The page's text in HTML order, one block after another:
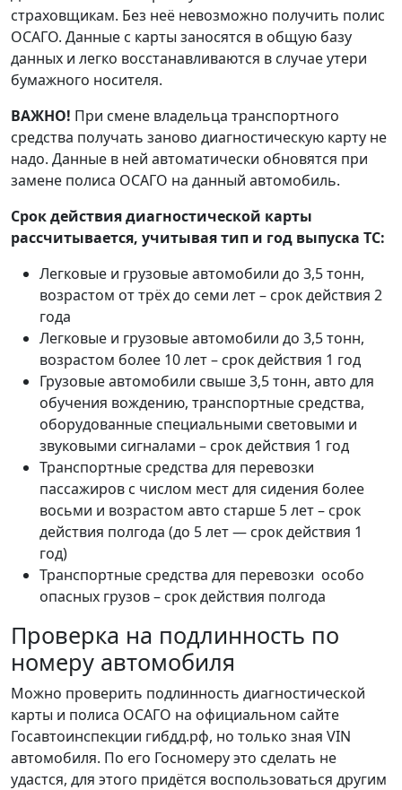
страховщикам. Без неё невозможно получить полис
ОСАГО. Данные с карты заносятся в общую базу
данных и легко восстанавливаются в случае утери
бумажного носителя.
ВАЖНО! При смене владельца транспортного
средства получать заново диагностическую карту не
надо. Данные в ней автоматически обновятся при
замене полиса ОСАГО на данный автомобиль.
Срок действия диагностической карты
рассчитывается, учитывая тип и год выпуска ТС:
Легковые и грузовые автомобили до 3,5 тонн,
возрастом от трёх до семи лет – срок действия 2
года
Легковые и грузовые автомобили до 3,5 тонн,
возрастом более 10 лет – срок действия 1 год
Грузовые автомобили свыше 3,5 тонн, авто для
обучения вождению, транспортные средства,
оборудованные специальными световыми и
звуковыми сигналами – срок действия 1 год
Транспортные средства для перевозки
пассажиров с числом мест для сидения более
восьми и возрастом авто старше 5 лет – срок
действия полгода (до 5 лет — срок действия 1
год)
Транспортные средства для перевозки особо
опасных грузов – срок действия полгода
Проверка на подлинность по
номеру автомобиля
Можно проверить подлинность диагностической
карты и полиса ОСАГО на официальном сайте
Госавтоинспекции гибдд.рф, но только зная VIN
автомобиля. По его Госномеру это сделать не
удастся, для этого придётся воспользоваться другим